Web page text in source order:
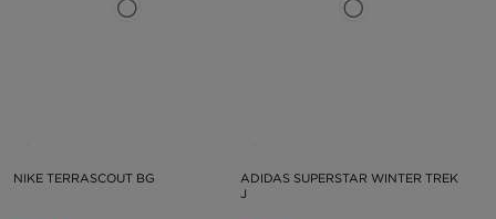
NIKE TERRASCOUT BG
ADIDAS SUPERSTAR WINTER TREK
J